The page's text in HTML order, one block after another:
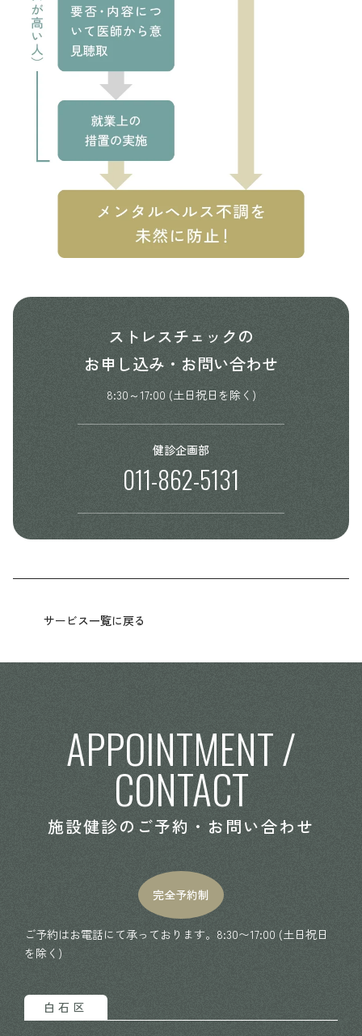
ストレスチェックの
お申し込み・お問い合わせ
8:30～17:00 (土日祝日を除く)
健診企画部
011-862-5131
サービス一覧に戻る
APPOINTMENT /
CONTACT
施設健診のご予約・お問い合わせ
完全予約制
ご予約はお電話にて承っております。8:30〜17:00 (土日祝日
を除く)
白石区